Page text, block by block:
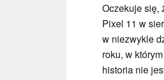
Oczekuje się,
Pixel 11 w
w niezwykle
roku, w
historia nie